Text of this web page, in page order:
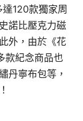
120款獨家周
諾比壓克力磁
外，由於《花
款紀念商品也
丹寧布包等，